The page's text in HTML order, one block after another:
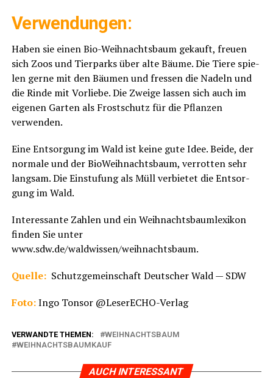
Ver­wen­dun­gen:
Haben sie einen Bio-Weih­nachts­baum gekauft, freu­en
sich Zoos und Tier­parks über alte Bäu­me. Die Tie­re spie­
len ger­ne mit den Bäu­men und fres­sen die Nadeln und
die Rin­de mit Vor­lie­be. Die Zwei­ge las­sen sich auch im
eige­nen Gar­ten als Frost­schutz für die Pflan­zen
verwenden.
Eine Ent­sor­gung im Wald ist kei­ne gute Idee. Bei­de, der
nor­ma­le und der Bio­Weih­nachts­baum, ver­rot­ten sehr
lang­sam. Die Ein­stu­fung als Müll ver­bie­tet die Ent­sor­
gung im Wald.
Inter­es­san­te Zah­len und ein Weih­nachts­baum­le­xi­kon
fin­den Sie unter
www.sdw.de/waldwissen/weihnachtsbaum.
Quel­le:Schutz­ge­mein­schaft Deut­scher Wald — SDW
Foto:Ingo Ton­sor @LeserECHO-Verlag
VERWANDTE THEMEN:
WEIHNACHTSBAUM
WEIHNACHTSBAUMKAUF
AUCH INTERESSANT